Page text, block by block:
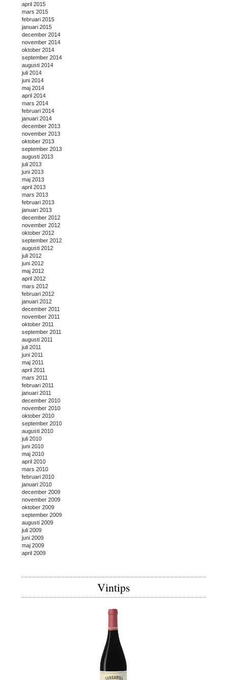
april 2015
mars 2015
februari 2015
januari 2015
december 2014
november 2014
oktober 2014
september 2014
augusti 2014
juli 2014
juni 2014
maj 2014
april 2014
mars 2014
februari 2014
januari 2014
december 2013
november 2013
oktober 2013
september 2013
augusti 2013
juli 2013
juni 2013
maj 2013
april 2013
mars 2013
februari 2013
januari 2013
december 2012
november 2012
oktober 2012
september 2012
augusti 2012
juli 2012
juni 2012
maj 2012
april 2012
mars 2012
februari 2012
januari 2012
december 2011
november 2011
oktober 2011
september 2011
augusti 2011
juli 2011
juni 2011
maj 2011
april 2011
mars 2011
februari 2011
januari 2011
december 2010
november 2010
oktober 2010
september 2010
augusti 2010
juli 2010
juni 2010
maj 2010
april 2010
mars 2010
februari 2010
januari 2010
december 2009
november 2009
oktober 2009
september 2009
augusti 2009
juli 2009
juni 2009
maj 2009
april 2009
Vintips